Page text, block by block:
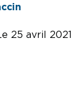
25 avril 2021